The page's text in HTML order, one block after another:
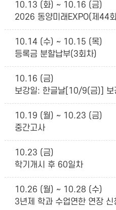
10.13 (화) ~ 10.16 (금)
2026 동양미래EXPO(제44
10.14 (수) ~ 10.15 (목)
등록금 분할납부(3회차)
10.16 (금)
보강일: 한글날[10/9(금)] 보
10.19 (월) ~ 10.23 (금)
중간고사
10.23 (금)
학기개시 후 60일차
10.26 (월) ~ 10.28 (수)
3년제 학과 수업연한 연장 신